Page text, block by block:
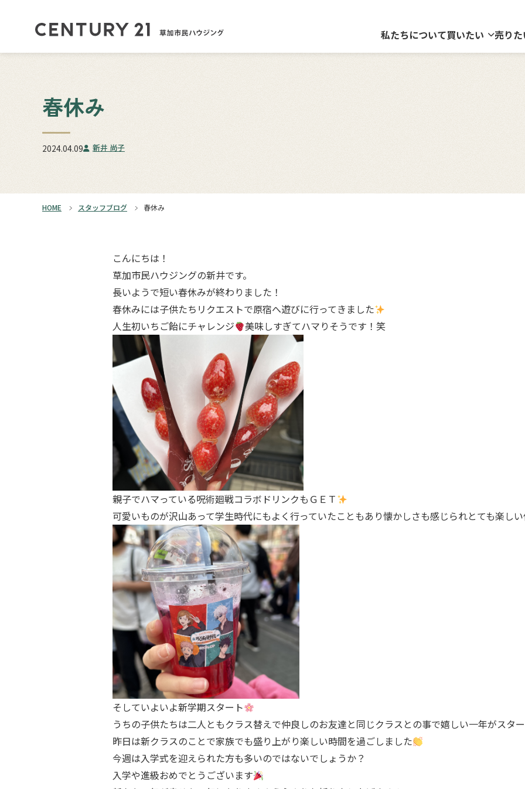
私たちについて買いたい 売りた
春休み
2024.04.09 新井 尚子
HOME スタッフブログ 春休み
こんにちは！
草加市民ハウジングの新井です。
長いようで短い春休みが終わりました！
春休みには子供たちリクエストで原宿へ遊びに行ってきました
人生初いちご飴にチャレンジ
美味しすぎてハマりそうです！笑
親子でハマっている呪術廻戦コラボドリンクもＧＥＴ
可愛いものが沢山あって学生時代にもよく行っていたこともあり懐かしさも感じられとても楽しい
そしていよいよ新学期スタート
うちの子供たちは二人ともクラス替えで仲良しのお友達と同じクラスとの事で嬉しい一年がスタ
昨日は新クラスのことで家族でも盛り上がり楽しい時間を過ごしました
今週は入学式を迎えられた方も多いのではないでしょうか？
入学や進級おめでとうございます